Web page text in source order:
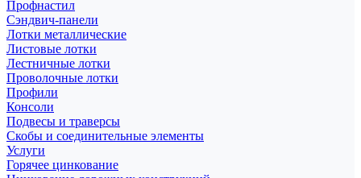
Профнастил
Сэндвич-панели
Лотки металлические
Листовые лотки
Лестничные лотки
Проволочные лотки
Профили
Консоли
Подвесы и траверсы
Скобы и соединительные элементы
Услуги
Горячее цинкование